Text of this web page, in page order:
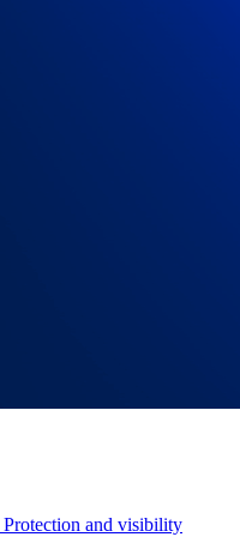
Protection and visibility